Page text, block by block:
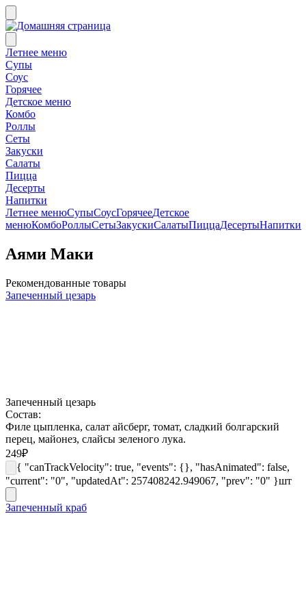
Летнее меню
Супы
Соус
Горячее
Детское меню
Комбо
Роллы
Сеты
Закуски
Салаты
Пицца
Десерты
Напитки
Летнее менюСупыСоусГорячееДетское
менюКомбоРоллыСетыЗакускиСалатыПиццаДесертыНапитки
Аями Маки
Рекомендованные товары
Запеченный цезарь
Запеченный цезарь
Состав:
Филе цыпленка, салат айсберг, томат, сладкий болгарский
перец, майонез, слайсы зеленого лука.
249₽
{ "canTrackVelocity": true, "events": {}, "hasAnimated": false,
"current": "0", "updatedAt": 257408242.949067, "prev": "0" }шт
Запеченный краб